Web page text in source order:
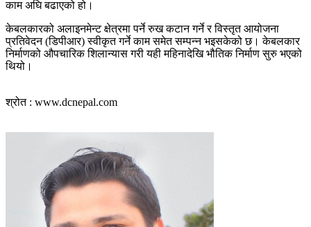
काम अघि बढाएको हो।
केबलकारको अलाइनमेन्ट क्षेत्रमा पर्ने रुख कटान गर्ने र विस्तृत आयोजना
प्रतिवेदन (डिपीआर) स्वीकृत गर्ने काम समेत सम्पन्न भइसकेको छ। केबलकार
निर्माणको औपचारिक शिलान्यास गरी यही महिनादेखि भौतिक निर्माण सुरु भएको
थियो।
श्रोत : www.dcnepal.com